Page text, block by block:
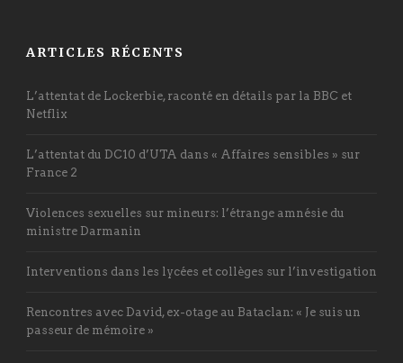
ARTICLES RÉCENTS
L’attentat de Lockerbie, raconté en détails par la BBC et
Netflix
L’attentat du DC10 d’UTA dans « Affaires sensibles » sur
France 2
Violences sexuelles sur mineurs: l’étrange amnésie du
ministre Darmanin
Interventions dans les lycées et collèges sur l’investigation
Rencontres avec David, ex-otage au Bataclan: « Je suis un
passeur de mémoire »